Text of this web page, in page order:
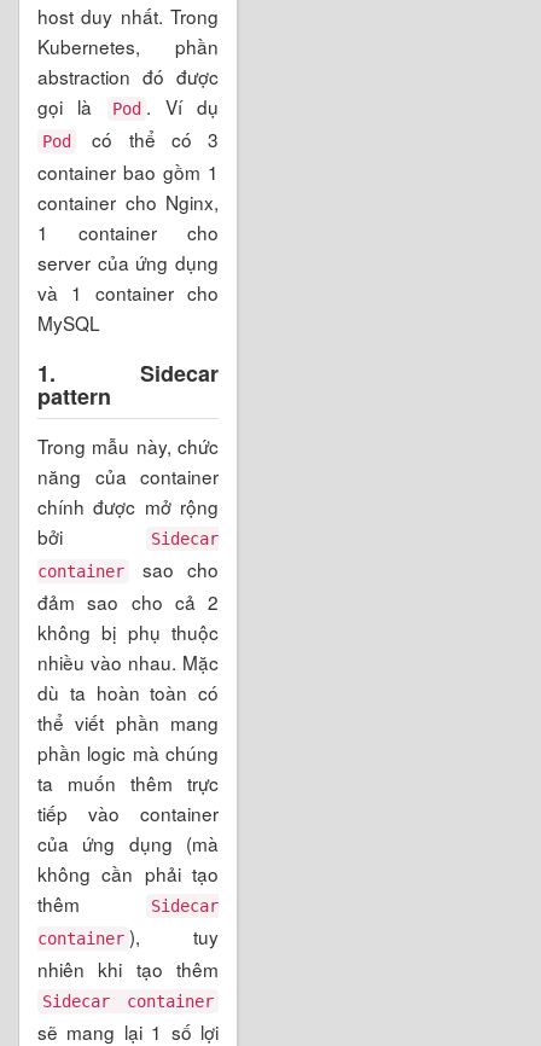
host duy nhất. Trong
Kubernetes, phần
abstraction đó được
gọi là
Pod . Ví dụ
Pod
có thể có 3
container bao gồm 1
container cho Nginx,
1 container cho
server của ứng dụng
và 1 container cho
MySQL
1. Sidecar
pattern
Trong mẫu này, chức
năng của container
chính được mở rộng
bởi
Sidecar
container
sao cho
đảm sao cho cả 2
không bị phụ thuộc
nhiều vào nhau. Mặc
dù ta hoàn toàn có
thể viết phần mang
phần logic mà chúng
ta muốn thêm trực
tiếp vào container
của ứng dụng (mà
không cần phải tạo
thêm
Sidecar
container ), tuy
nhiên khi tạo thêm
Sidecar container
sẽ mang lại 1 số lợi